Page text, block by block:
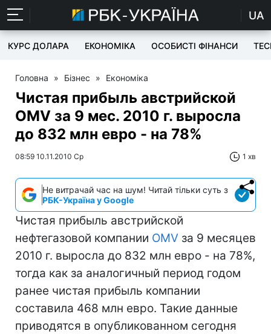
UA
КУРС ДОЛАРА ЕКОНОМІКА ОСОБИСТІ ФІНАНСИ
Головна » Бізнес » Економіка
Чистая прибыль австрийской
OMV за 9 мес. 2010 г. выросла
до 832 млн евро - на 78%
08:59 10.11.2010 Ср 1 хв
Не витрачай час на шум! Читай тільки суть з
РБК-Україна у Google
Чистая прибыль австрийской
нефтегазовой компании OMV за 9 месяцев
2010 г. выросла до 832 млн евро - на 78%,
тогда как за аналогичный период годом
ранее чистая прибыль компании
составила 468 млн евро. Такие данные
приводятся в опубликованном сегодня